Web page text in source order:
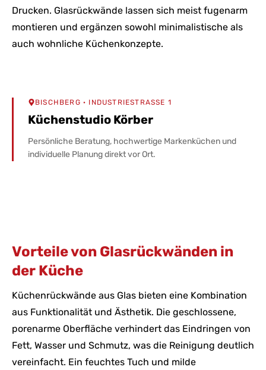
Drucken. Glasrückwände lassen sich meist fugenarm
montieren und ergänzen sowohl minimalistische als
auch wohnliche Küchenkonzepte.
BISCHBERG · INDUSTRIESTRASSE 1
Küchenstudio Körber
Persönliche Beratung, hochwertige Markenküchen und
individuelle Planung direkt vor Ort.
Vorteile von Glasrückwänden in
der Küche
Küchenrückwände aus Glas bieten eine Kombination
aus Funktionalität und Ästhetik. Die geschlossene,
porenarme Oberfläche verhindert das Eindringen von
Fett, Wasser und Schmutz, was die Reinigung deutlich
vereinfacht. Ein feuchtes Tuch und milde